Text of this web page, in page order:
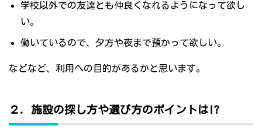
学校以外での友達とも仲良くなれるようになって欲し
い。
働いているので、夕方や夜まで預かって欲しい。
などなど、利用への目的があるかと思います。
２．施設の探し方や選び方のポイントは!?